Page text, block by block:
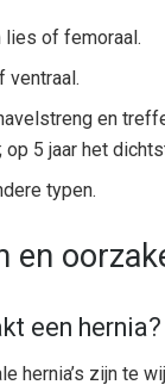
lies of femoraal.
ventraal.
en
op 5 jaar het
typen.
en
een hernia?
hernia’s zijn te